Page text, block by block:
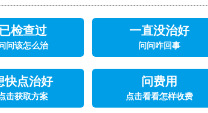
已检查过
问问该怎么治
一直没治好
问问咋回事
快点治好
击获取方案
问费用
点击看看怎样收费